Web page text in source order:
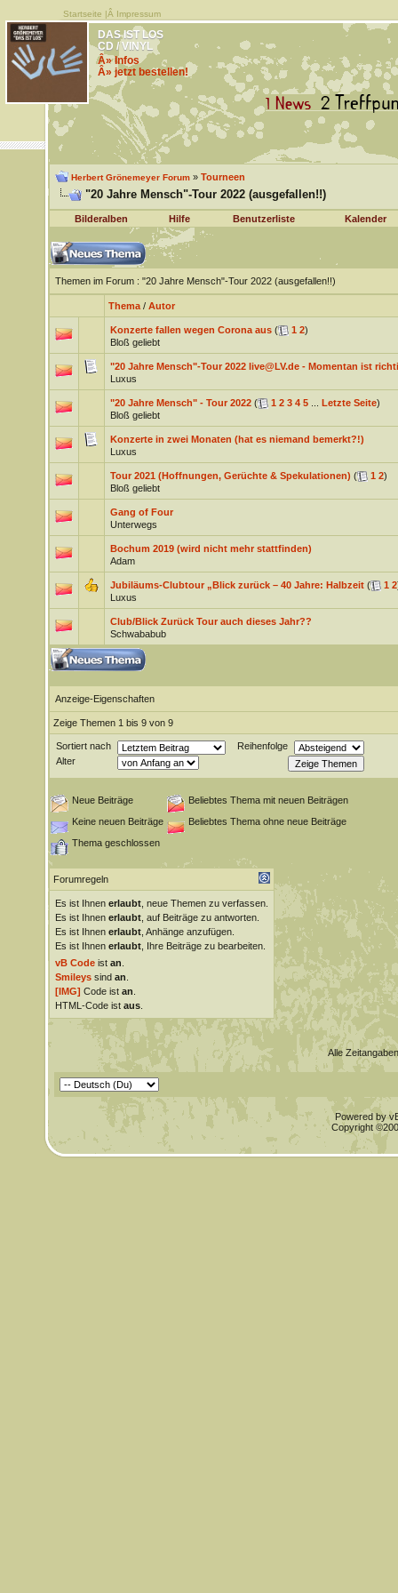
Startseite |Â Impressum
DAS IST LOS
CD / VINYL
Â» Infos
Â» jetzt bestellen!
Herbert Grönemeyer Forum» Tourneen
"20 Jahre Mensch"-Tour 2022 (ausgefallen!!)
Bilderalben Hilfe Benutzerliste Kalender
Themen im Forum: "20 Jahre Mensch"-Tour 2022 (ausgefallen!!)
Thema/ Autor
Konzerte fallen wegen Corona aus ( 1 2)
Bloß geliebt
"20 Jahre Mensch"-Tour 2022 live@LV.de - Momentan ist
Luxus
"20 Jahre Mensch" - Tour 2022 ( 1 2 3 4 5... Letzte Seite)
Bloß geliebt
Konzerte in zwei Monaten (hat es niemand bemerkt?!)
Luxus
Tour 2021 (Hoffnungen, Gerüchte & Spekulationen) ( 1 2)
Bloß geliebt
Gang of Four
Unterwegs
Bochum 2019 (wird nicht mehr stattfinden)
Adam
Jubiläums-Clubtour „Blick zurück – 40 Jahre: Halbzeit ( 1 2
Luxus
Club/Blick Zurück Tour auch dieses Jahr??
Schwababub
Anzeige-Eigenschaften
Zeige Themen 1 bis 9 von 9
Sortiert nach
Reihenfolge
Alter
Neue Beiträge
Beliebtes Thema mit neuen Beiträgen
Keine neuen Beiträge
Beliebtes Thema ohne neue Beiträge
Thema geschlossen
Forumregeln
Es ist Ihnen erlaubt, neue Themen zu verfassen.
Es ist Ihnen erlaubt, auf Beiträge zu antworten.
Es ist Ihnen erlaubt, Anhänge anzufügen.
Es ist Ihnen erlaubt, Ihre Beiträge zu bearbeiten.
vB Codeist an
Smileyssind an
[IMG] Code ist an
HTML-Code ist aus.
Alle
Powered by
Copyright